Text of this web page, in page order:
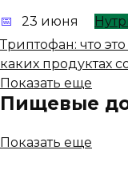
23 июня
Триптофан: что
каких продуктах
Показать еще
Пищевые
Показать еще